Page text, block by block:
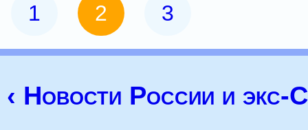
1 2 3
‹ Новости России и